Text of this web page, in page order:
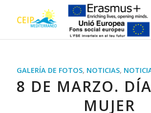
GALERÍA DE FOTOS, NOTICIAS,
8 DE MARZO.
MUJER